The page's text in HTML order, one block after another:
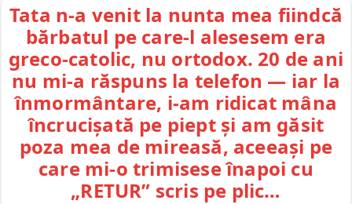
Tata n-a venit la nunta mea fiindcă
bărbatul pe care-l alesesem era
greco-catolic, nu ortodox. 20 de ani
nu mi-a răspuns la telefon — iar la
înmormântare, i-am ridicat mâna
încrucișată pe piept și am găsit
poza mea de mireasă, aceeași pe
care mi-o trimisese înapoi cu
„RETUR” scris pe plic…